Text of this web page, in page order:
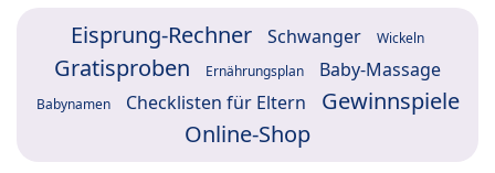
Eisprung-Rechner Schwanger Wickeln
Gratisproben Ernährungsplan Baby-Massage
Babynamen Checklisten für Eltern
Gewinnspiele
Online-Shop